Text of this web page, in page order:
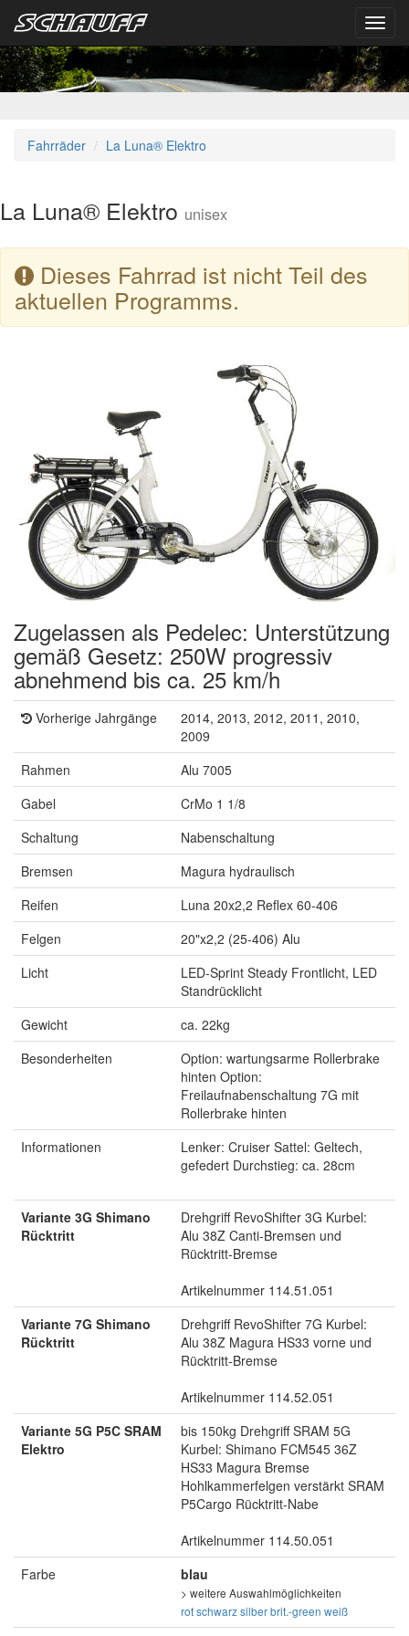
Fahrräder La Luna® Elektro
La Luna® Elektro unisex
Dieses Fahrrad ist nicht Teil des
aktuellen Programms.
Zugelassen als Pedelec: Unterstützung
gemäß Gesetz: 250W progressiv
abnehmend bis ca. 25 km/h
Vorherige Jahrgänge
2014, 2013, 2012, 2011, 2010,
2009
Rahmen
Alu 7005
Gabel
CrMo 1 1/8
Schaltung
Nabenschaltung
Bremsen
Magura hydraulisch
Reifen
Luna 20x2,2 Reflex 60-406
Felgen
20"x2,2 (25-406) Alu
Licht
LED-Sprint Steady Frontlicht, LED
Standrücklicht
Gewicht
ca. 22kg
Besonderheiten
Option: wartungsarme Rollerbrake
hinten Option:
Freilaufnabenschaltung 7G mit
Rollerbrake hinten
Informationen
Lenker: Cruiser Sattel: Geltech,
gefedert Durchstieg: ca. 28cm
Variante 3G Shimano
Rücktritt
Drehgriff RevoShifter 3G Kurbel:
Alu 38Z Canti-Bremsen und
Rücktritt-Bremse
Artikelnummer 114.51.051
Variante 7G Shimano
Rücktritt
Drehgriff RevoShifter 7G Kurbel:
Alu 38Z Magura HS33 vorne und
Rücktritt-Bremse
Artikelnummer 114.52.051
Variante 5G P5C SRAM
Elektro
bis 150kg Drehgriff SRAM 5G
Kurbel: Shimano FCM545 36Z
HS33 Magura Bremse
Hohlkammerfelgen verstärkt SRAM
P5Cargo Rücktritt-Nabe
Artikelnummer 114.50.051
Farbe
blau
> weitere Auswahlmöglichkeiten
rotschwarzsilberbrit.-green weiß